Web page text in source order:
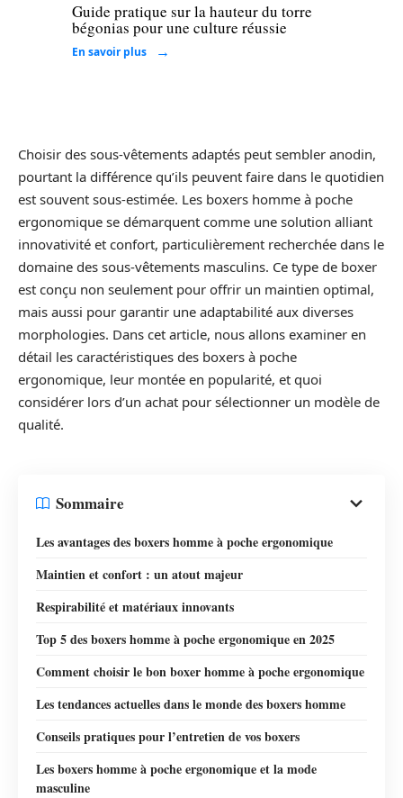
Guide pratique sur la hauteur du torre
bégonias pour une culture réussie
En savoir plus
Choisir des sous-vêtements adaptés peut sembler anodin,
pourtant la différence qu’ils peuvent faire dans le quotidien
est souvent sous-estimée. Les boxers homme à poche
ergonomique se démarquent comme une solution alliant
innovativité et confort, particulièrement recherchée dans le
domaine des sous-vêtements masculins. Ce type de boxer
est conçu non seulement pour offrir un maintien optimal,
mais aussi pour garantir une adaptabilité aux diverses
morphologies. Dans cet article, nous allons examiner en
détail les caractéristiques des boxers à poche
ergonomique, leur montée en popularité, et quoi
considérer lors d’un achat pour sélectionner un modèle de
qualité.
Sommaire
Les avantages des boxers homme à poche ergonomique
Maintien et confort : un atout majeur
Respirabilité et matériaux innovants
Top 5 des boxers homme à poche ergonomique en 2025
Comment choisir le bon boxer homme à poche ergonomique
Les tendances actuelles dans le monde des boxers homme
Conseils pratiques pour l’entretien de vos boxers
Les boxers homme à poche ergonomique et la mode
masculine